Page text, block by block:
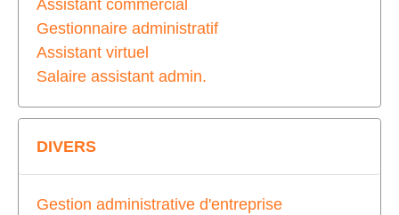
Assistant commercial
Gestionnaire administratif
Assistant virtuel
Salaire assistant admin.
DIVERS
Gestion administrative d'entreprise